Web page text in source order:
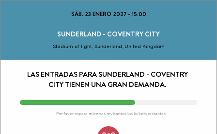
SÁB. 23 ENERO 2027- 15:00
SUNDERLAND - COVENTRY CITY
Stadium of light, Sunderland, United Kingdom
LAS ENTRADAS PARA SUNDERLAND - COVENTRY
CITY TIENEN UNA GRAN DEMANDA.
Por favor espere mientras revisamos los tickets restantes